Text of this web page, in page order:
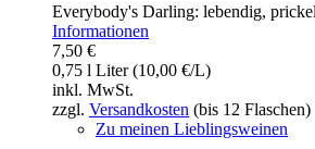
Everybody's Darling: lebendig,
Informationen
7,50 €
0,75 l Liter (10,00 €/L)
inkl. MwSt.
zzgl. Versandkosten (bis 12 Flaschen)
Zu meinen Lieblingsweinen